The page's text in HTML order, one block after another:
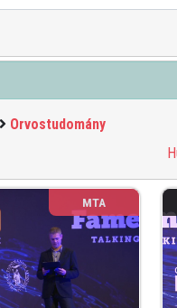
Orvostudomány
MTA